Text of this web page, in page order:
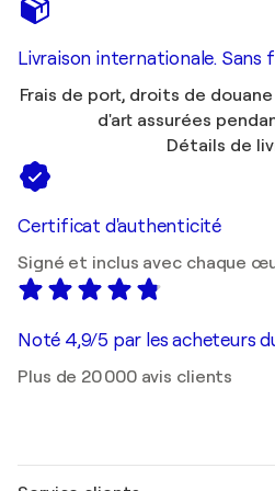
Livraison internationale. Sans
Frais de port, droits de
d'art assurées
Détails de
Certificat d'authenticité
Signé et inclus avec chaque
Noté 4,9/5 par les acheteurs
Plus de 20 000 avis clients